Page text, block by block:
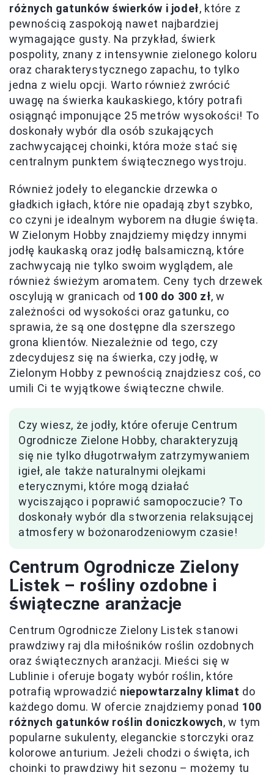
różnych gatunków świerków i jodeł, które z
pewnością zaspokoją nawet najbardziej
wymagające gusty. Na przykład, świerk
pospolity, znany z intensywnie zielonego koloru
oraz charakterystycznego zapachu, to tylko
jedna z wielu opcji. Warto również zwrócić
uwagę na świerka kaukaskiego, który potrafi
osiągnąć imponujące 25 metrów wysokości! To
doskonały wybór dla osób szukających
zachwycającej choinki, która może stać się
centralnym punktem świątecznego wystroju.
Również jodeły to eleganckie drzewka o
gładkich igłach, które nie opadają zbyt szybko,
co czyni je idealnym wyborem na długie święta.
W Zielonym Hobby znajdziemy między innymi
jodłę kaukaską oraz jodłę balsamiczną, które
zachwycają nie tylko swoim wyglądem, ale
również świeżym aromatem. Ceny tych drzewek
oscylują w granicach od 100 do 300 zł, w
zależności od wysokości oraz gatunku, co
sprawia, że są one dostępne dla szerszego
grona klientów. Niezależnie od tego, czy
zdecydujesz się na świerka, czy jodłę, w
Zielonym Hobby z pewnością znajdziesz coś, co
umili Ci te wyjątkowe świąteczne chwile.
Czy wiesz, że jodły, które oferuje Centrum
Ogrodnicze Zielone Hobby, charakteryzują
się nie tylko długotrwałym zatrzymywaniem
igieł, ale także naturalnymi olejkami
eterycznymi, które mogą działać
wyciszająco i poprawić samopoczucie? To
doskonały wybór dla stworzenia relaksującej
atmosfery w bożonarodzeniowym czasie!
Centrum Ogrodnicze Zielony
Listek – rośliny ozdobne i
świąteczne aranżacje
Centrum Ogrodnicze Zielony Listek stanowi
prawdziwy raj dla miłośników roślin ozdobnych
oraz świątecznych aranżacji. Mieści się w
Lublinie i oferuje bogaty wybór roślin, które
potrafią wprowadzić niepowtarzalny klimat do
każdego domu. W ofercie znajdziemy ponad 100
różnych gatunków roślin doniczkowych, w tym
popularne sukulenty, eleganckie storczyki oraz
kolorowe anturium. Jeżeli chodzi o święta, ich
choinki to prawdziwy hit sezonu – możemy tu